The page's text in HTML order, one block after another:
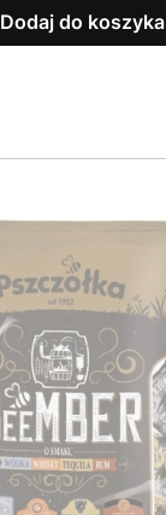
Dodaj do koszyka